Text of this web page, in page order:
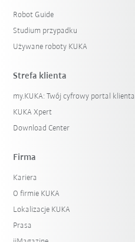
Robot Guide
Studium przypadku
Używane roboty KUKA
Strefa klienta
my.KUKA: Twój cyfrowy portal klienta
KUKA Xpert
Download Center
Firma
Kariera
O firmie KUKA
Lokalizacje KUKA
Prasa